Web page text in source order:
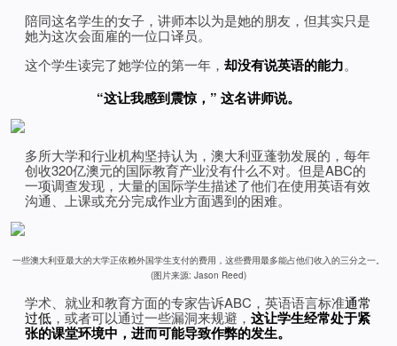
陪同这名学生的女子，讲师本以为是她的朋友，但其实只是
她为这次会面雇的一位口译员。
这个学生读完了她学位的第一年， 却没有说英语的能力。
“这让我感到震惊，” 这名讲师说。
多所大学和行业机构坚持认为，澳大利亚蓬勃发展的，每年
创收320亿澳元的国际教育产业没有什么不对。但是ABC的
一项调查发现，大量的国际学生描述了他们在使用英语有效
沟通、上课或充分完成作业方面遇到的困难。
一些澳大利亚最大的大学正依赖外国学生支付的费用，这些费用最多能占他们收入的三分之一。
(图片来源: Jason Reed)
学术、就业和教育方面的专家告诉ABC，英语语言标准通常
过低 ，或者可以通过一些漏洞来规避， 这让学生经常处于紧
张的课堂环境中，进而可能导致作弊的发生。